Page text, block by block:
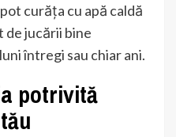
curăța cu apă caldă
de jucării bine
întregi sau chiar ani.
potrivită